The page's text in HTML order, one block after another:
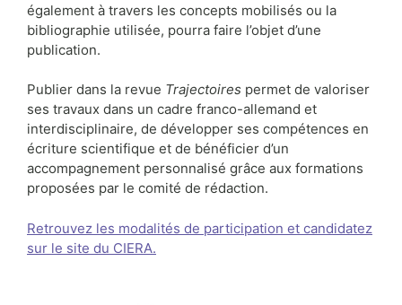
également à travers les concepts mobilisés ou la
bibliographie utilisée, pourra faire l’objet d’une
publication.
Publier dans la revue Trajectoires permet de valoriser
ses travaux dans un cadre franco-allemand et
interdisciplinaire, de développer ses compétences en
écriture scientifique et de bénéficier d’un
accompagnement personnalisé grâce aux formations
proposées par le comité de rédaction.
Retrouvez les modalités de participation et candidatez
sur le site du CIERA.